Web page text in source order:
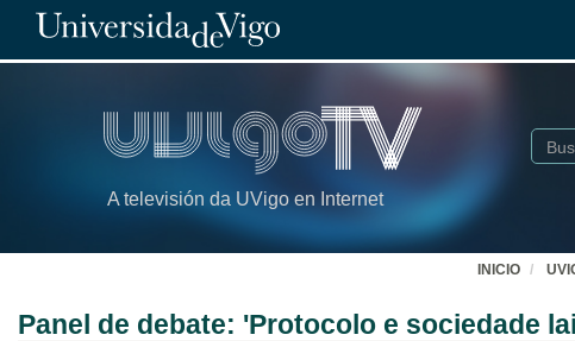
A televisión da UVigo en Internet
Buscar
INICIO
Panel de debate: 'Protocolo e sociedade